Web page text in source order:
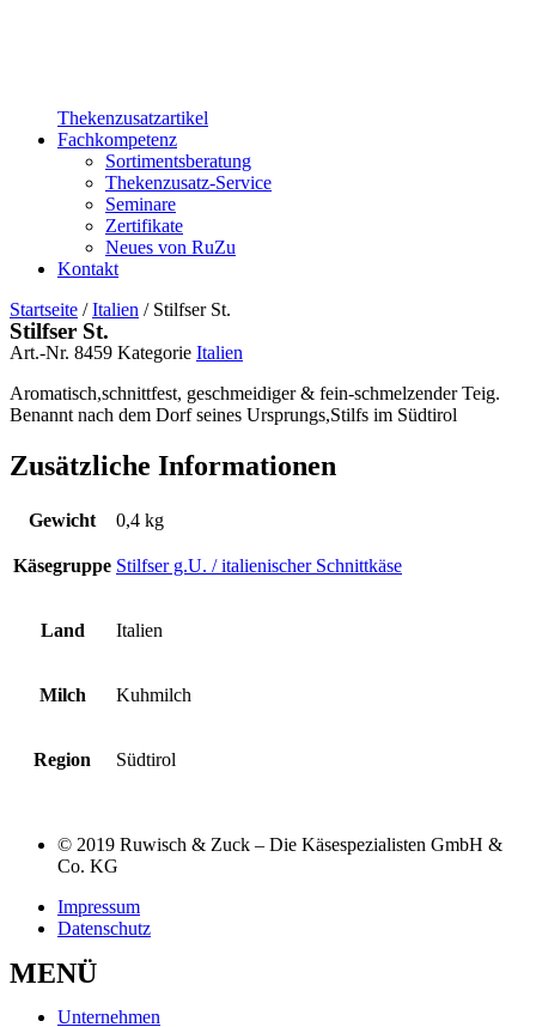
Thekenzusatzartikel
Fachkompetenz
Sortimentsberatung
Thekenzusatz-Service
Seminare
Zertifikate
Neues von RuZu
Kontakt
Startseite /Italien / Stilfser St.
Stilfser St.
Art.-Nr. 8459 Kategorie Italien
Aromatisch,schnittfest, geschmeidiger & fein-schmelzender Teig.
Benannt nach dem Dorf seines Ursprungs,Stilfs im Südtirol
Zusätzliche Informationen
Gewicht 0,4 kg
Käsegruppe Stilfser g.U. / italienischer Schnittkäse
Land Italien
Milch Kuhmilch
Region Südtirol
© 2019 Ruwisch & Zuck – Die Käsespezialisten GmbH &
Co. KG
Impressum
Datenschutz
MENÜ
Unternehmen